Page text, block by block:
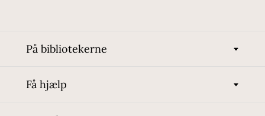
På bibliotekerne
Få hjælp